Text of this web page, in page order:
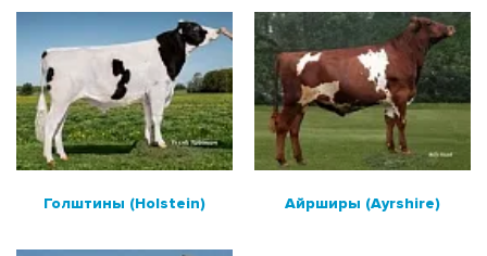
Айрширы (Ayrshire)
Джерсы (Jersey)
МЯСНЫЕ БЫКИ
РОССИЙСКОЕ ПРОИЗВОДСТВО
МЯСНЫЕ БЫКИ ДЛЯ МОЛОЧНЫХ СТАД
Голштины (Holstein) Айрширы (Ayrshire)